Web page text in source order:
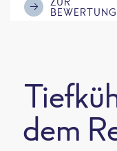
ist!
BEWERTUNG
dem